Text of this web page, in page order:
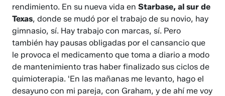
rendimiento. En su nueva vida enStarbase, al sur de
Texas, donde se mudó por el trabajo de su novio, hay
gimnasio, sí. Hay trabajo con marcas, sí. Pero
también hay pausas obligadas por el cansancio que
le provoca el medicamento que toma a diario a modo
de mantenimiento tras haber finalizado sus ciclos de
quimioterapia. 'En las mañanas me levanto, hago el
desayuno con mi pareja, con Graham, y de ahí me voy